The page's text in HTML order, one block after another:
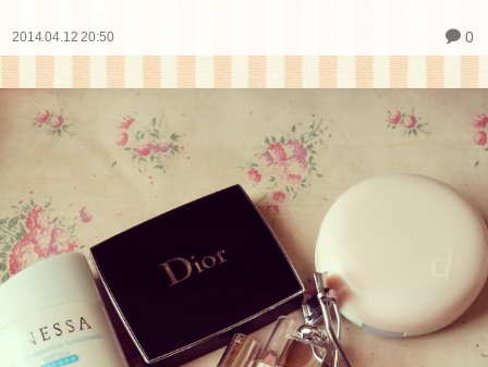
2014.04.12 20:50 0